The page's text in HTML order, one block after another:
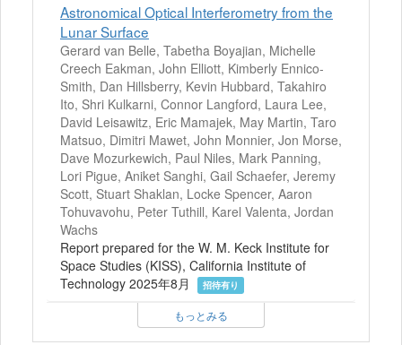
Astronomical Optical Interferometry from the
Lunar Surface
Gerard van Belle, Tabetha Boyajian, Michelle
Creech Eakman, John Elliott, Kimberly Ennico-
Smith, Dan Hillsberry, Kevin Hubbard, Takahiro
Ito, Shri Kulkarni, Connor Langford, Laura Lee,
David Leisawitz, Eric Mamajek, May Martin, Taro
Matsuo, Dimitri Mawet, John Monnier, Jon Morse,
Dave Mozurkewich, Paul Niles, Mark Panning,
Lori Pigue, Aniket Sanghi, Gail Schaefer, Jeremy
Scott, Stuart Shaklan, Locke Spencer, Aaron
Tohuvavohu, Peter Tuthill, Karel Valenta, Jordan
Wachs
Report prepared for the W. M. Keck Institute for
Space Studies (KISS), California Institute of
Technology 2025年8月
招待有り
もっとみる